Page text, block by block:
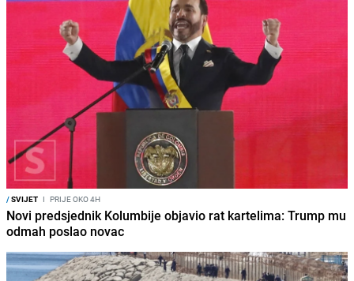
/SVIJET I PRIJE OKO 4H
Novi predsjednik Kolumbije objavio rat kartelima: Trump mu
odmah poslao novac